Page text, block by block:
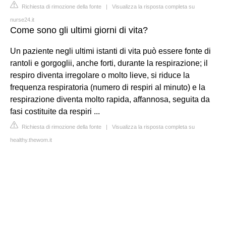
Richiesta di rimozione della fonte | Visualizza la risposta completa su
nurse24.it
Come sono gli ultimi giorni di vita?
Un paziente negli ultimi istanti di vita può essere fonte di
rantoli e gorgoglii, anche forti, durante la respirazione; il
respiro diventa irregolare o molto lieve, si riduce la
frequenza respiratoria (numero di respiri al minuto) e la
respirazione diventa molto rapida, affannosa, seguita da
fasi costituite da respiri ...
Richiesta di rimozione della fonte | Visualizza la risposta completa su
healthy.thewom.it